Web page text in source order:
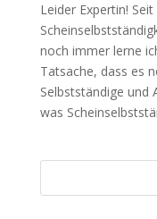
Leider Expertin!
noch immer lerne
Tatsache, dass es
Selbstständige und
was